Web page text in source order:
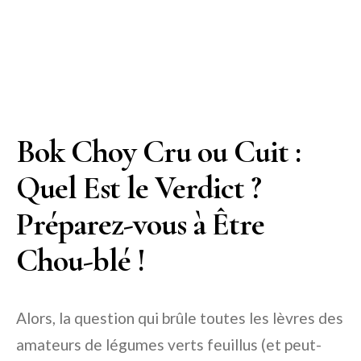
Bok Choy Cru ou Cuit :
Quel Est le Verdict ?
Préparez-vous à Être
Chou-blé !
Alors, la question qui brûle toutes les lèvres des
amateurs de légumes verts feuillus (et peut-